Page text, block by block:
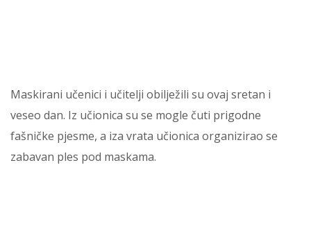
Maskirani učenici i učitelji obilježili su ovaj sretan i
veseo dan. Iz učionica su se mogle čuti prigodne
fašničke pjesme, a iza vrata učionica organizirao se
zabavan ples pod maskama.